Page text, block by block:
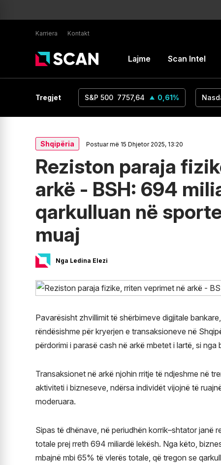
Karriera Kontakt
Lajme Scan Intel
Tregjet
1,16 0% S&P 500 7757,64 0,61%
Shqipëria Postuar më 15 Dhjetor 2025, 13:20
Reziston paraja
arkë - BSH: 694
qarkulluan në
muaj
Nga Ledina Elezi
Pavarësisht zhvillimit të shërbimeve digjitale
rëndësishme për kryerjen e transaksioneve në
përdorimi i parasë cash në arkë mbetet i lartë, si
Transaksionet në arkë njohin rritje të ndjeshme në
aktiviteti i bizneseve, ndërsa individët vijojnë të
moderuara.
Sipas të dhënave, në periudhën korrik–shtator janë
totale prej rreth 694 miliardë lekësh. Nga këto,
mbajnë mbi 65% të vlerës totale, që tregon se